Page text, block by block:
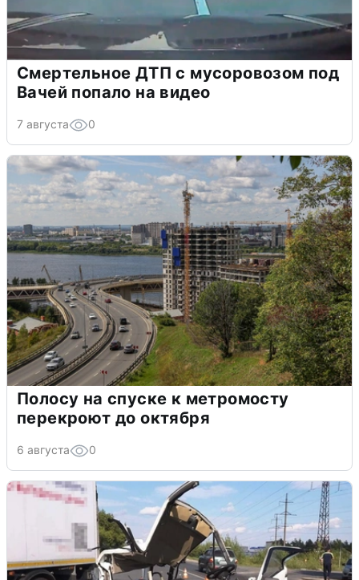
Смертельное ДТП с мусоровозом под
Вачей попало на видео
7 августа 0
Полосу на спуске к метромосту
перекроют до октября
6 августа 0